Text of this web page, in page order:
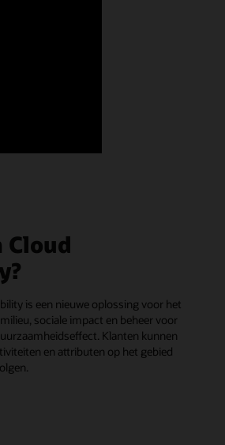
Cloud
is een nieuwe oplossing voor het
sociale impact en beheer voor
Klanten kunnen
en attributen op het gebied